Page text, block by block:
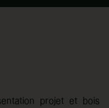
projet et bois